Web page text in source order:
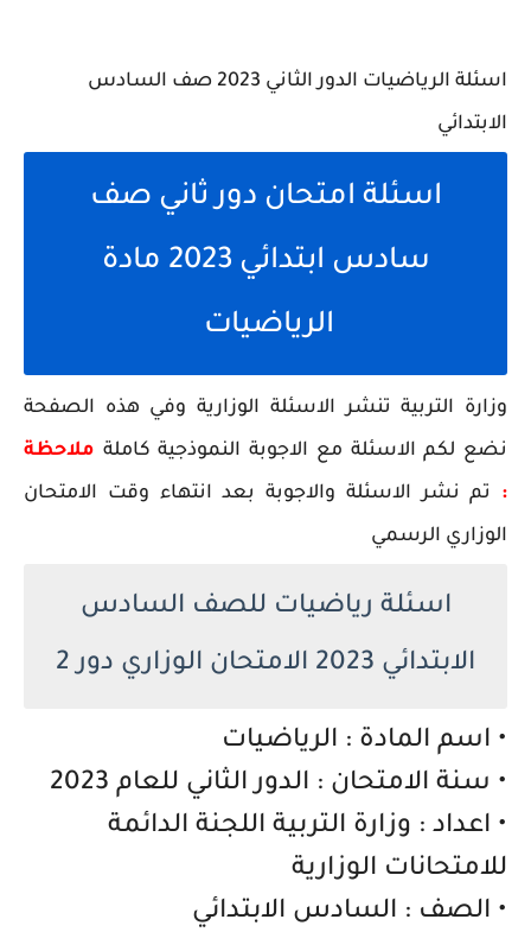
اسئلة الرياضيات الدور الثاني 2023 صف السادس
الابتدائي
اسئلة امتحان دور ثاني صف
سادس ابتدائي 2023 مادة
الرياضيات
وزارة التربية تنشر الاسئلة الوزارية وفي هذه الصفحة
نضع لكم الاسئلة مع الاجوبة النموذجية كاملة ملاحظة
: تم نشر الاسئلة والاجوبة بعد انتهاء وقت الامتحان
الوزاري الرسمي
اسئلة رياضيات للصف السادس
الابتدائي 2023 الامتحان الوزاري دور 2
• اسم المادة : الرياضيات
• سنة الامتحان : الدور الثاني للعام 2023
• اعداد : وزارة التربية اللجنة الدائمة
للامتحانات الوزارية
• الصف : السادس الابتدائي